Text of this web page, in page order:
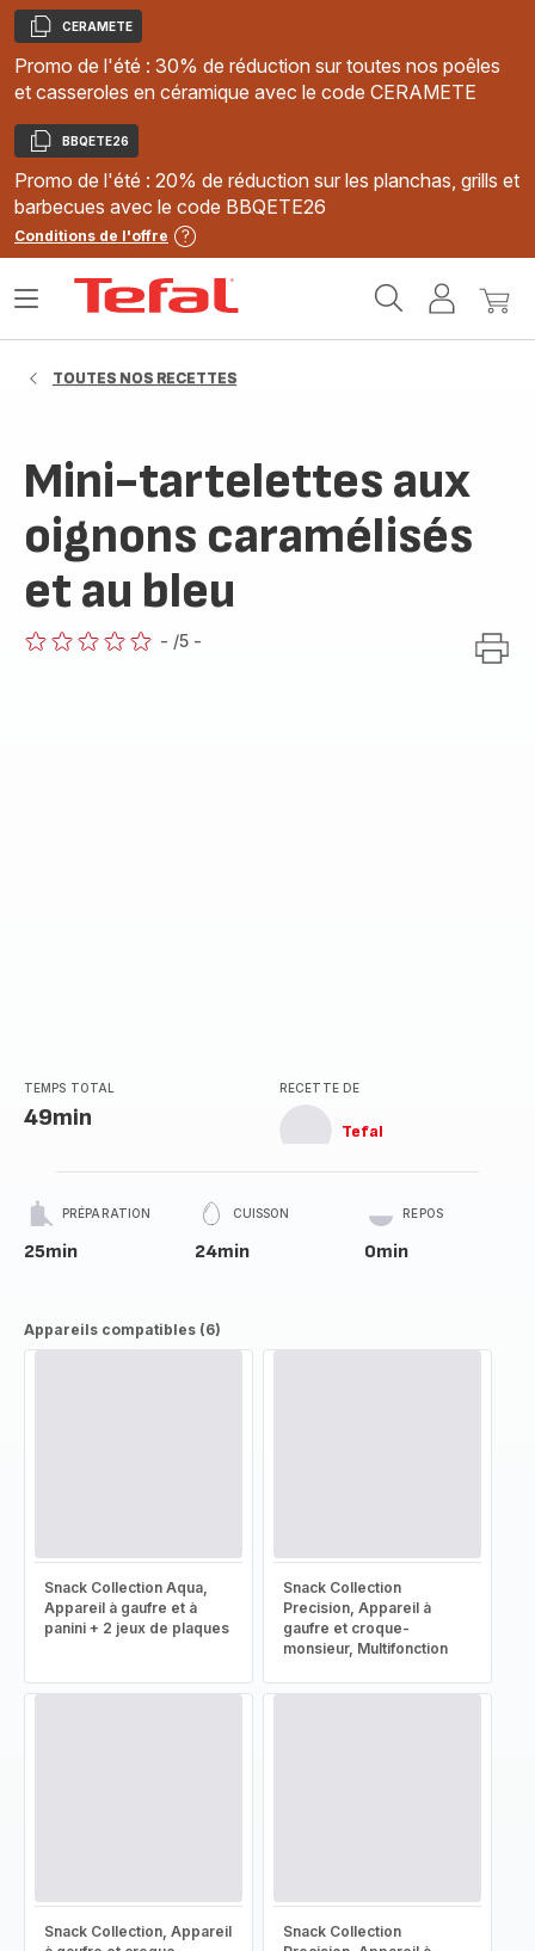
Copier
CERAMETE
Promo de l'été : 30% de réduction sur toutes nos poêles
et casseroles en céramique avec le code CERAMETE
Copier
BBQETE26
Promo de l'été : 20% de réduction sur les planchas, grills et
barbecues avec le code BBQETE26
Conditions de l'offre
MonMon
Ouvrir
TOUTES NOS RECETTES
Mini-tartelettes aux
oignons caramélisés
et au bleu
- /5 -
TEMPS TOTAL
49min
RECETTE DE
Tefal
PRÉPARATION
25min
CUISSON
24min
REPOS
0min
Appareils compatibles (6)
Snack Collection Aqua,
Appareil à gaufre et à
panini + 2 jeux de plaques
Snack Collection
Precision, Appareil à
gaufre et croque-
monsieur, Multifonction
Snack Collection, Appareil
Snack Collection